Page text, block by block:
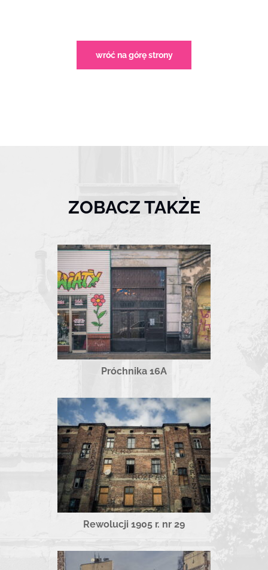
wróć na górę strony
ZOBACZ TAKŻE
Próchnika 16A
Rewolucji 1905 r. nr 29